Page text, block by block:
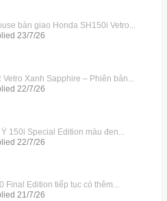
bàn giao Honda SH150i Vetro...
23/7/26
Vetro Xanh Sapphire – Phiên bản...
22/7/26
150i Special Edition màu đen...
22/7/26
Final Edition tiếp tục có thêm...
21/7/26